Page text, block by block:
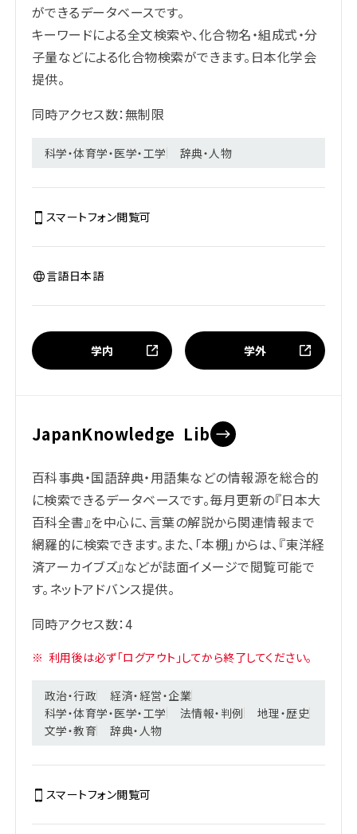
ができるデータベースです。
キーワードによる全文検索や、化合物名・組成式・分
子量などによる化合物検索ができます。日本化学会
提供。
同時アクセス数：無制限
科学・体育学・医学・工学 辞典・人物
スマートフォン閲覧可
言語日本語
学内 学外
JapanKnowledge Lib
百科事典・国語辞典・用語集などの情報源を総合的
に検索できるデータベースです。毎月更新の『日本大
百科全書』を中心に、言葉の解説から関連情報まで
網羅的に検索できます。また、「本棚」からは、『東洋経
済アーカイブズ』などが誌面イメージで閲覧可能で
す。ネットアドバンス提供。
同時アクセス数：4
※ 利用後は必ず「ログアウト」してから終了してください。
政治・行政
経済・経営・企業
科学・体育学・医学・工学
法情報・判例
地理・歴史
文学・教育
辞典・人物
スマートフォン閲覧可